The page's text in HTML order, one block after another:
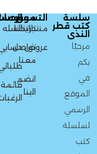
سلسة
كتب قطر
الندى
مرحبًا
بكم
في
الموقع
الرسمي
لسلسلة
كتب
التسوق
منتجاتنا
عروض
تاريخنا
تواصل
معنا
انضم
الينا
السله
قائمة